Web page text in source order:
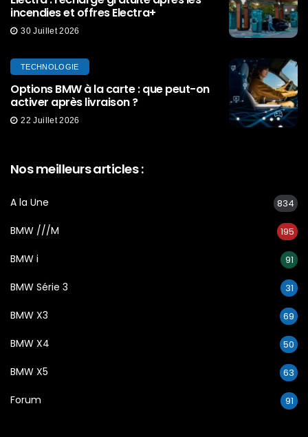
incendies et offres Electra+
30 Juillet 2026
TECHNOLOGIE
Options BMW à la carte : que peut-on
activer après livraison ?
22 Juillet 2026
Nos meilleurs articles :
A la Une 834
BMW ///M 195
BMW i 91
BMW Série 3 31
BMW X3 69
BMW X4 50
BMW X5 63
Forum 91